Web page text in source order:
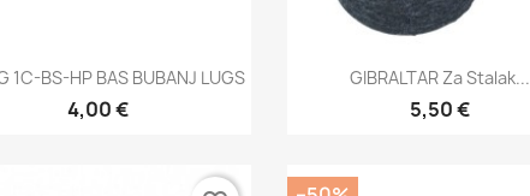
Brzi pregled
1C-BS-HP BAS BUBANJ LUGS
4,00 €
Brzi pregled
GIBRALTAR Za Stalak...
5,50 €